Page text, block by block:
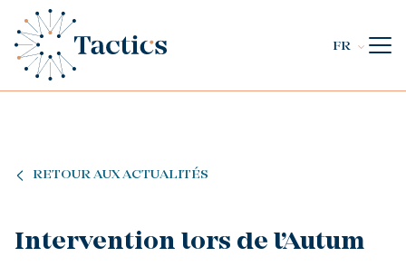
FR
RETOUR AUX ACTUALITÉS
Intervention lors de l’Autum